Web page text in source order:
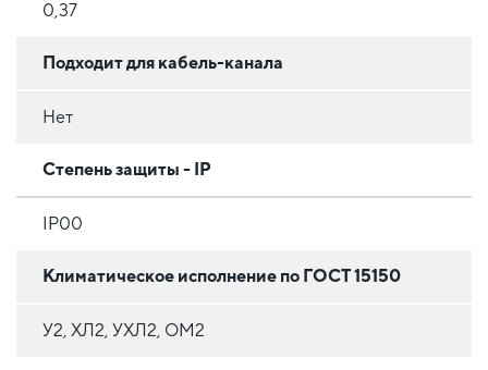
0,37
Подходит для кабель-канала
Нет
Степень защиты - IP
IP00
Климатическое исполнение по ГОСТ 15150
У2, ХЛ2, УХЛ2, ОМ2